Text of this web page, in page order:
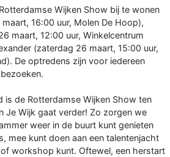
Wijken Show bij te wonen
16:00 uur, Molen De Hoop),
maart, 12:00 uur, Winkelcentrum
(zaterdag 26 maart, 15:00 uur,
De optredens zijn voor iedereen
is de Rotterdamse Wijken Show ten
Je Wijk gaat verder! Zo zorgen we
weer in de buurt kunt genieten
mee kunt doen aan een talentenjacht
workshop kunt. Oftewel, een herstart